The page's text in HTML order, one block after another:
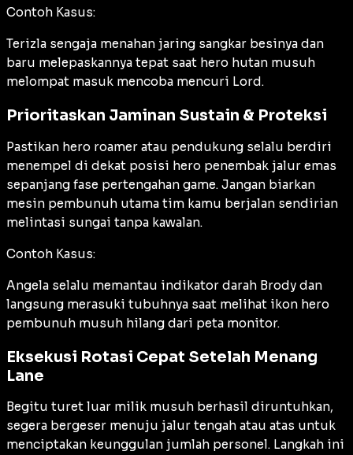
Contoh Kasus:
Terizla sengaja menahan jaring sangkar besinya dan
baru melepaskannya tepat saat hero hutan musuh
melompat masuk mencoba mencuri Lord.
Prioritaskan Jaminan Sustain & Proteksi
Pastikan hero roamer atau pendukung selalu berdiri
menempel di dekat posisi hero penembak jalur emas
sepanjang fase pertengahan game. Jangan biarkan
mesin pembunuh utama tim kamu berjalan sendirian
melintasi sungai tanpa kawalan.
Contoh Kasus:
Angela selalu memantau indikator darah Brody dan
langsung merasuki tubuhnya saat melihat ikon hero
pembunuh musuh hilang dari peta monitor.
Eksekusi Rotasi Cepat Setelah Menang
Lane
Begitu turet luar milik musuh berhasil diruntuhkan,
segera bergeser menuju jalur tengah atau atas untuk
menciptakan keunggulan jumlah personel. Langkah ini